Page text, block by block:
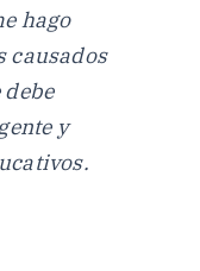
hago
causados
y